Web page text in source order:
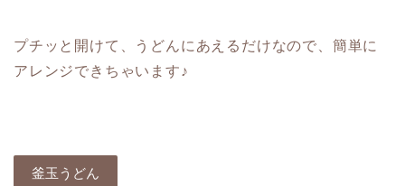
プチッと開けて、うどんにあえるだけなので、簡単に
アレンジできちゃいます♪
釜玉うどん